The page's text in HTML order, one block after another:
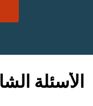
الأسئلة